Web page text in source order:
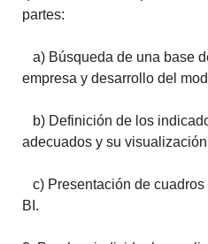
partes:
a) Búsqueda de una base
empresa y desarrollo del
b) Definición de los
adecuados y su
c) Presentación de
BI.